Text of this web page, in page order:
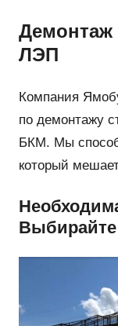
Демонтаж
ЛЭП
Компания
по демонтажу
БКМ. Мы
который